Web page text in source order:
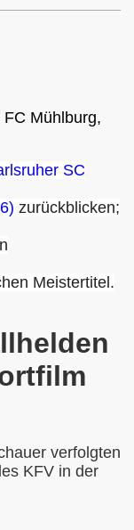
Mühlburg,
SC
zurückblicken;
Meistertitel.
verfolgten
KFV in der